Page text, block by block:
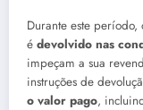
Durante este
é devolvido nas
impeçam a sua
instruções de
o valor pago,